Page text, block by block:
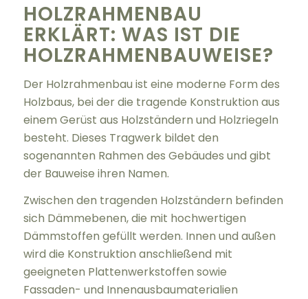
HOLZRAHMENBAU
ERKLÄRT: WAS IST DIE
HOLZRAHMENBAUWEISE?
Der Holzrahmenbau ist eine moderne Form des
Holzbaus, bei der die tragende Konstruktion aus
einem Gerüst aus Holzständern und Holzriegeln
besteht. Dieses Tragwerk bildet den
sogenannten Rahmen des Gebäudes und gibt
der Bauweise ihren Namen.
Zwischen den tragenden Holzständern befinden
sich Dämmebenen, die mit hochwertigen
Dämmstoffen gefüllt werden. Innen und außen
wird die Konstruktion anschließend mit
geeigneten Plattenwerkstoffen sowie
Fassaden- und Innenausbaumaterialien